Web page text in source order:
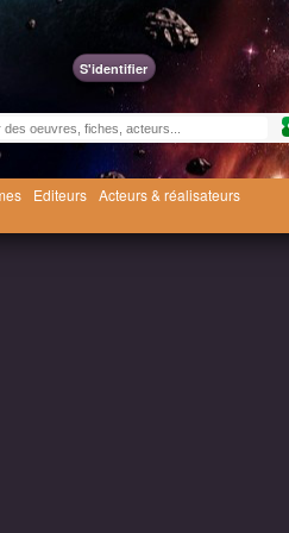
S'identifier
Editeurs Acteurs & réalisateurs